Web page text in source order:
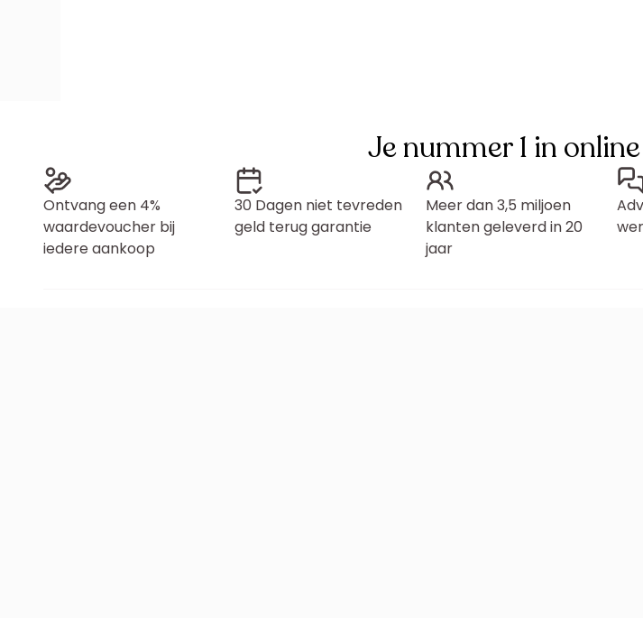
Je nummer 1 in
Ontvang een 4%
waardevoucher bij
iedere aankoop
30 Dagen niet tevreden
geld terug garantie
Meer dan 3,5 miljoen
klanten geleverd in 20
jaar